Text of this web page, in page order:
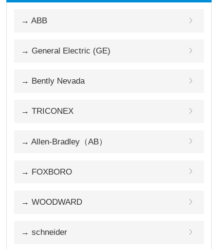
DO815 包邮价格可谈
→ ABB
→ General Electric (GE)
→ Bently Nevada
→ TRICONEX
→ Allen-Bradley（AB）
→ FOXBORO
→ WOODWARD
→ schneider